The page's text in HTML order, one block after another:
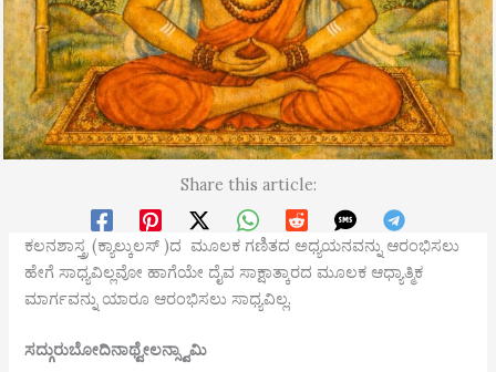
Share this article:
ಕಲನಶಾಸ್ತ್ರ (ಕ್ಯಾಲ್ಕುಲಸ್ )ದ ಮೂಲಕ ಗಣಿತದ ಅಧ್ಯಯನವನ್ನು ಆರಂಭಿಸಲು
ಹೇಗೆ ಸಾಧ್ಯವಿಲ್ಲವೋ ಹಾಗೆಯೇ ದೈವ ಸಾಕ್ಷಾತ್ಕಾರದ ಮೂಲಕ ಆಧ್ಯಾತ್ಮಿಕ
ಮಾರ್ಗವನ್ನು ಯಾರೂ ಆರಂಭಿಸಲು ಸಾಧ್ಯವಿಲ್ಲ.
ಸದ್ಗುರುಬೋದಿನಾಥ್ವೇಲನ್ಸ್ವಾಮಿ